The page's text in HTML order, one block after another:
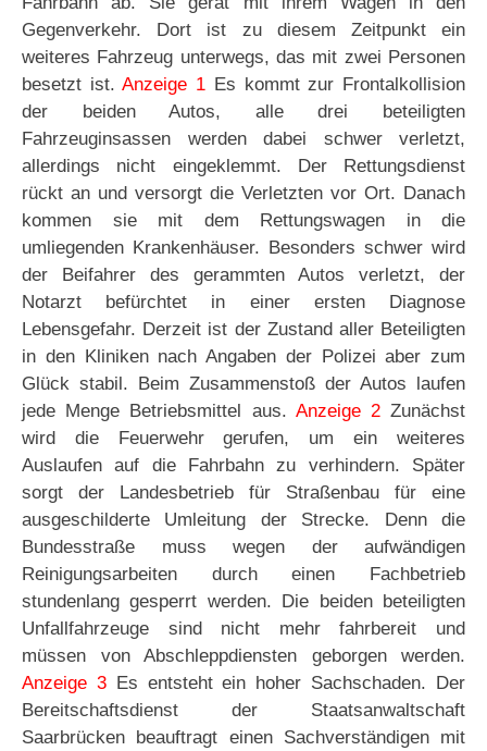
Gegenverkehr. Dort ist zu diesem Zeitpunkt ein
weiteres Fahrzeug unterwegs, das mit zwei Personen
besetzt ist.Anzeige 1 Es kommt zur Frontalkollision
der beiden Autos, alle drei beteiligten
Fahrzeuginsassen werden dabei schwer verletzt,
allerdings nicht eingeklemmt. Der Rettungsdienst
rückt an und versorgt die Verletzten vor Ort. Danach
kommen sie mit dem Rettungswagen in die
umliegenden Krankenhäuser. Besonders schwer wird
der Beifahrer des gerammten Autos verletzt, der
Notarzt befürchtet in einer ersten Diagnose
Lebensgefahr. Derzeit ist der Zustand aller Beteiligten
in den Kliniken nach Angaben der Polizei aber zum
Glück stabil. Beim Zusammenstoß der Autos laufen
jede Menge Betriebsmittel aus. Anzeige 2Zunächst
wird die Feuerwehr gerufen, um ein weiteres
Auslaufen auf die Fahrbahn zu verhindern. Später
sorgt der Landesbetrieb für Straßenbau für eine
ausgeschilderte Umleitung der Strecke. Denn die
Bundesstraße muss wegen der aufwändigen
Reinigungsarbeiten durch einen Fachbetrieb
stundenlang gesperrt werden. Die beiden beteiligten
Unfallfahrzeuge sind nicht mehr fahrbereit und
müssen von Abschleppdiensten geborgen werden.
Anzeige 3Es entsteht ein hoher Sachschaden. Der
Bereitschaftsdienst der Staatsanwaltschaft
Saarbrücken beauftragt einen Sachverständigen mit